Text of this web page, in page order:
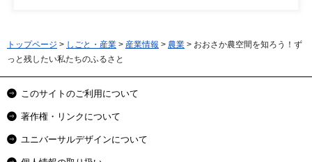
トップページ > しごと・産業 > 産業情報 > 農業 > おおさか農空間を知ろう！ず
っと残したい私たちのふるさと
このサイトのご利用について
著作権・リンクについて
ユニバーサルデザインについて